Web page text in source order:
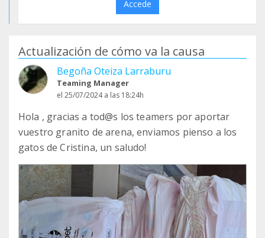
Accede
Actualización de cómo va la causa
Begoña Oteiza Larraburu
Teaming Manager
el 25/07/2024 a las 18:24h
Hola , gracias a tod@s los teamers por aportar
vuestro granito de arena, enviamos pienso a los
gatos de Cristina, un saludo!